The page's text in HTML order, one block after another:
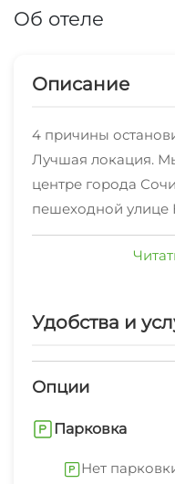
Об отеле
Описание
4 причины
Лучшая локация.
центре города
пешеходной улице
Арбат"). До
набережной
машин. До ЖД и
комфортной
Олимпийский Парк
2020 (Всего 1 год).
Удобства и
Опции
Парковка
Нет